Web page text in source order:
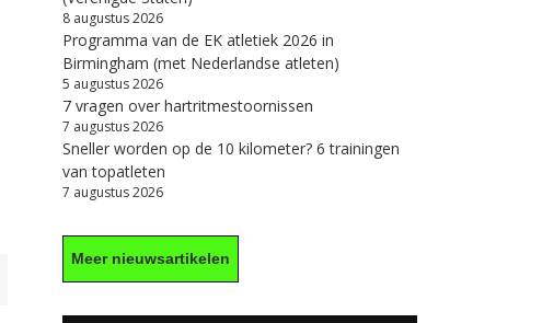
8 augustus 2026
Programma van de EK atletiek 2026 in
Birmingham (met Nederlandse atleten)
5 augustus 2026
7 vragen over hartritmestoornissen
7 augustus 2026
Sneller worden op de 10 kilometer? 6 trainingen
van topatleten
7 augustus 2026
Meer nieuwsartikelen